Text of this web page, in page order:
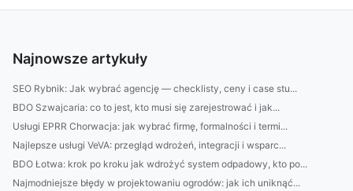
Najnowsze artykuły
SEO Rybnik: Jak wybrać agencję — checklisty, ceny i case stu...
BDO Szwajcaria: co to jest, kto musi się zarejestrować i jak...
Usługi EPRR Chorwacja: jak wybrać firmę, formalności i termi...
Najlepsze usługi VeVA: przegląd wdrożeń, integracji i wsparc...
BDO Łotwa: krok po kroku jak wdrożyć system odpadowy, kto po...
Najmodniejsze błędy w projektowaniu ogrodów: jak ich uniknąć...